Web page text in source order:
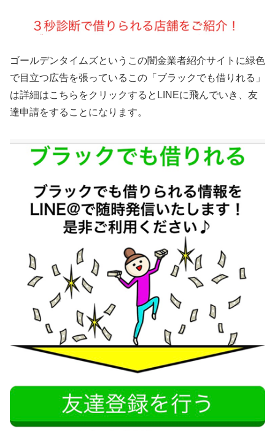
ゴールデンタイムズというこの闇金業者紹介サイトに緑色
で目立つ広告を張っているこの「ブラックでも借りれる」
は詳細はこちらをクリックするとLINEに飛んでいき、友
達申請をすることになります。